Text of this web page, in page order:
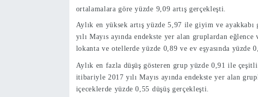
ortalamalara göre yüzde 9,09 artış gerçekleşti.
Aylık en yüksek artış yüzde 5,97 ile giyim ve
yılı Mayıs ayında endekste yer alan gruplardan
lokanta ve otellerde yüzde 0,89 ve ev eşyasında yüzde
Aylık en fazla düşüş gösteren grup yüzde 0,91 ile
itibariyle 2017 yılı Mayıs ayında endekste yer alan
içeceklerde yüzde 0,55 düşüş gerçekleşti.